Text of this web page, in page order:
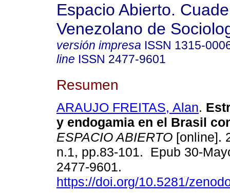
Espacio Abierto.
Venezolano de
versión impresa ISSN 1315-
line ISSN 2477-9601
Resumen
ARAUJO FREITAS, Alan.
y endogamia en el Brasil
ESPACIO ABIERTO [online].
n.1, pp.83-101. Epub 30-
2477-9601.
https://doi.org/10.5281/